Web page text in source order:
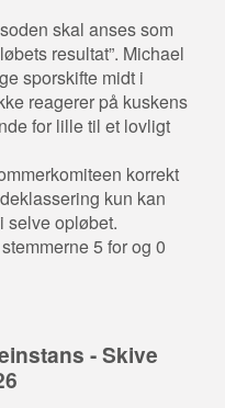
skal anses som
resultat”. Michael
sporskifte midt i
reagerer på kuskens
for lille til et lovligt
korrekt
kun kan
selve opløbet.
5 for og 0
- Skive